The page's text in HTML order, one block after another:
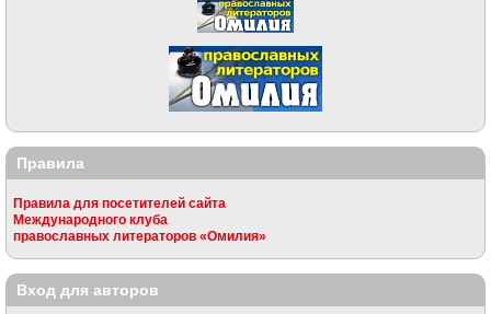
Правила
Правила для посетителей сайта
Международного клуба
православных литераторов «Омилия»
Вход для авторов